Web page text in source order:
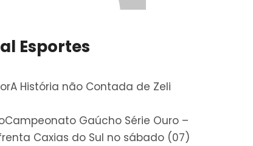
Esportes
A História não Contada de Zeli
Campeonato Gaúcho Série Ouro –
Caxias do Sul no sábado (07)